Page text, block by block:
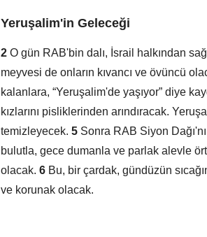
Yeruşalim'in Geleceği
2 O gün RAB'bin dalı, İsrail halkından
meyvesi de onların kıvancı ve övüncü
kalanlara, “Yeruşalim'de yaşıyor” diye
kızlarını pisliklerinden arındıracak.
temizleyecek. 5 Sonra RAB Siyon
bulutla, gece dumanla ve parlak alevle
olacak. 6 Bu, bir çardak, gündüzün
ve korunak olacak.